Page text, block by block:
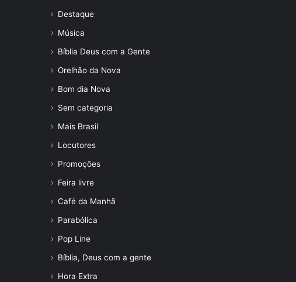
Destaque
Música
Bíblia Deus com a Gente
Orelhão da Nova
Bom dia Nova
Sem categoria
Mais Brasil
Locutores
Promoções
Feira livre
Café da Manhã
Parabólica
Pop Line
Bíblia, Deus com a gente
Hora Extra